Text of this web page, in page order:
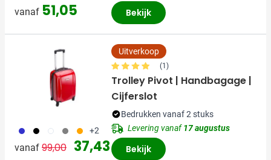
vanaf 51,05 Bekijk
023 001 002 003 007 +2
vanaf Normale prijs
99,00 Speciale prijs
37,43
Uitverkoop
(1)
Trolley Pivot | Handbagage |
Cijferslot
Bedrukken vanaf 2 stuks
Levering vanaf17 augustus
Bekijk